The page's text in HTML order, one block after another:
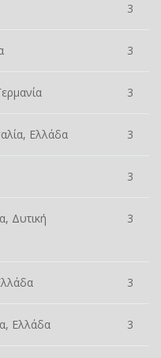
3
3
3
Ελλάδα 3
3
Δυτική
3
3
Ελλάδα 3